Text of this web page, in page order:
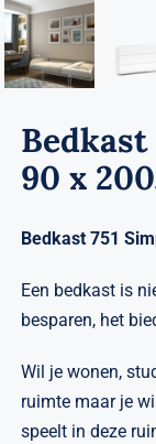
Contact
90 x
Bedkast 751
Een bedkast is
besparen, het
Wil je wonen,
ruimte maar je
speelt in deze